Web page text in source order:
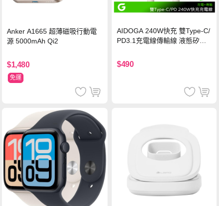
Anker A1665 超薄磁吸行動電
源 5000mAh Qi2
$1,480
免運
AIDOGA 240W快充 雙Type-C/
PD3.1充電線傳輸線 液態矽膠
機/平板/筆電
$490